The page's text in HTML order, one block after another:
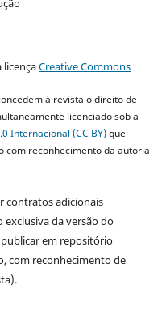
licençaCreative Commons
à revista o direito de
licenciado sob a
Internacional (CC BY)que
com reconhecimento da autoria
contratos adicionais
da versão do
em repositório
com reconhecimento de